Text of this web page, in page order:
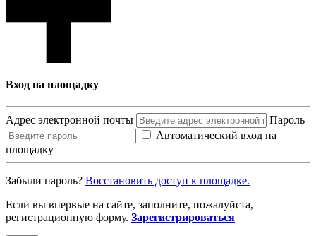
Вход на площадку
Адрес электронной почты
Пароль
Автоматический вход на
площадку
Забыли пароль? Восcтановить доступ к площадке.
Если вы впервые на сайте, заполните, пожалуйста,
регистрационную форму. Зарегистрироваться